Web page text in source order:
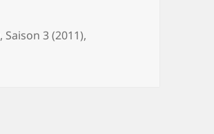
, Saison 3 (2011),